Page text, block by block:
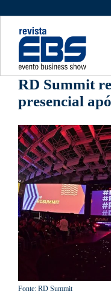
RD Summit
presencial
Fonte: RD Summit